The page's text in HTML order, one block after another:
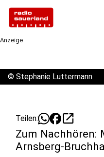
Anzeige
© Stephanie Luttermann
Teilen: open_in_new
Zum Nachhören:
Arnsberg-